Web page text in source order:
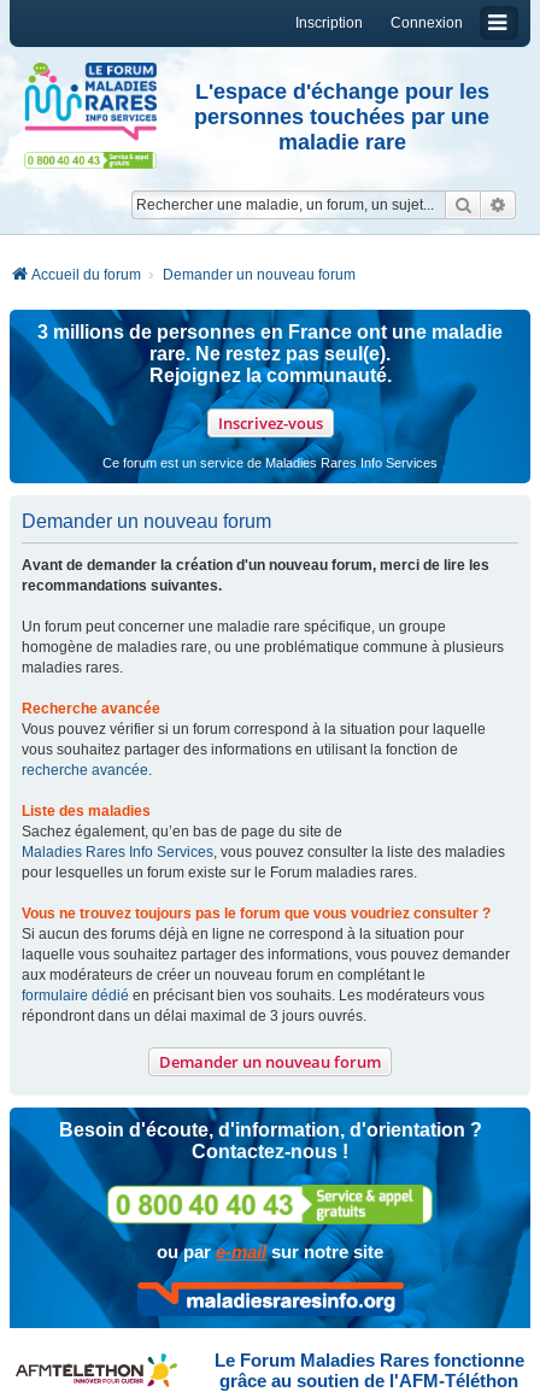
Connexion
Inscription
L'espace d'échange pour les
personnes touchées par une
maladie rare
Accueil du forum Demander un nouveau forum
3 millions de personnes en France ont une maladie
rare. Ne restez pas seul(e).
Rejoignez la communauté.
Inscrivez-vous
Ce forum est un service de Maladies Rares Info Services
Demander un nouveau forum
Avant de demander la création d'un nouveau forum, merci de lire les
recommandations suivantes.
Un forum peut concerner une maladie rare spécifique, un groupe
homogène de maladies rare, ou une problématique commune à plusieurs
maladies rares.
Recherche avancée
Vous pouvez vérifier si un forum correspond à la situation pour laquelle
vous souhaitez partager des informations en utilisant la fonction de
recherche avancée.
Liste des maladies
Sachez également, qu’en bas de page du site de
Maladies Rares Info Services, vous pouvez consulter la liste des maladies
pour lesquelles un forum existe sur le Forum maladies rares.
Vous ne trouvez toujours pas le forum que vous voudriez consulter ?
Si aucun des forums déjà en ligne ne correspond à la situation pour
laquelle vous souhaitez partager des informations, vous pouvez demander
aux modérateurs de créer un nouveau forum en complétant le
formulaire dédié en précisant bien vos souhaits. Les modérateurs vous
répondront dans un délai maximal de 3 jours ouvrés.
Demander un nouveau forum
Besoin d'écoute, d'information, d'orientation ?
Contactez-nous !
ou pare-mailsur notre site
Le Forum Maladies Rares fonctionne
grâce au soutien de l'AFM-Téléthon